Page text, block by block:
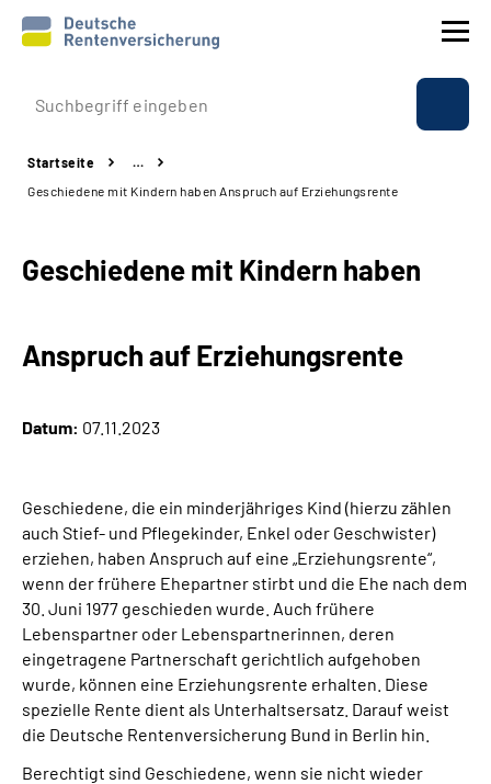
Prävention
Reha
Experten
Über uns & Presse
Suche
Language
Inhalte in Gebärdensprache (DGS)
Leichte Sprache
Startseite
…
Geschiedene mit Kindern haben Anspruch auf Erziehungsrente
Geschiedene mit Kindern haben
Anspruch auf Erziehungsrente
Datum: 07.11.2023
Geschiedene, die ein minderjähriges Kind (hierzu zählen
auch Stief- und Pflegekinder, Enkel oder Geschwister)
erziehen, haben Anspruch auf eine „Erziehungsrente“,
wenn der frühere Ehepartner stirbt und die Ehe nach dem
30. Juni 1977 geschieden wurde. Auch frühere
Lebenspartner oder Lebenspartnerinnen, deren
eingetragene Partnerschaft gerichtlich aufgehoben
wurde, können eine Erziehungsrente erhalten. Diese
spezielle Rente dient als Unterhaltsersatz. Darauf weist
die Deutsche Rentenversicherung Bund in Berlin hin.
Berechtigt sind Geschiedene, wenn sie nicht wieder